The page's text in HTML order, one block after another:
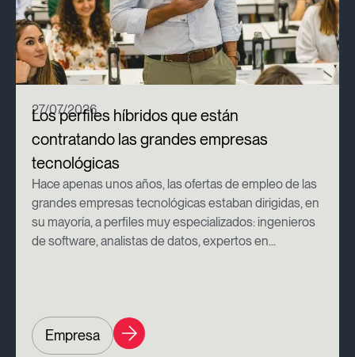
27/07/2026
Los perfiles híbridos que están
contratando las grandes empresas
tecnológicas
Hace apenas unos años, las ofertas de empleo de las
grandes empresas tecnológicas estaban dirigidas, en
su mayoría, a perfiles muy especializados: ingenieros
de software, analistas de datos, expertos en...
Empresa